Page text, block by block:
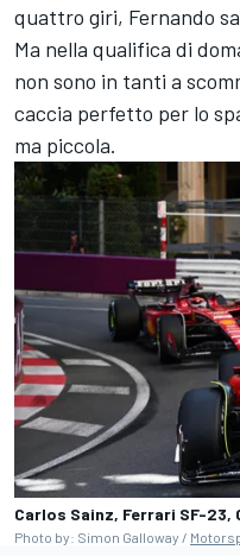
quattro giri, Fernando
Ma nella qualifica di
non sono in tanti a
caccia perfetto per lo
ma piccola.
Carlos Sainz, Ferrari SF-
Photo by: Simon Galloway /